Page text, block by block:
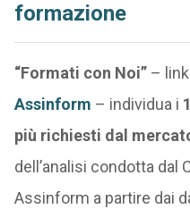
formazione
“Formati con Noi”–
Assinform – individua i
più richiesti dal
dell’analisi condotta dal
Assinform a partire dai